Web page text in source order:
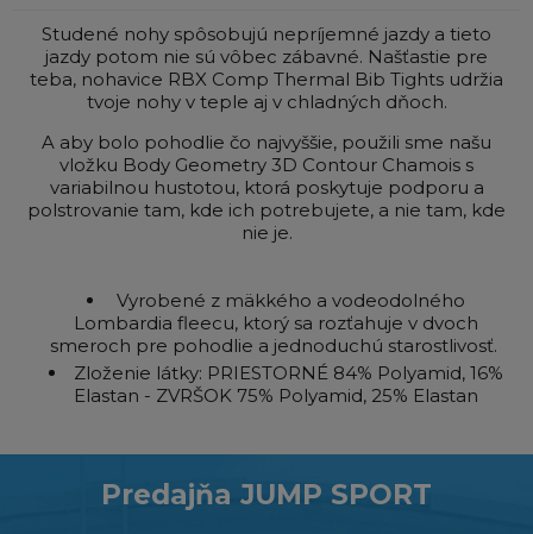
Studené nohy spôsobujú nepríjemné jazdy a tieto
jazdy potom nie sú vôbec zábavné. Našťastie pre
teba, nohavice RBX Comp Thermal Bib Tights udržia
tvoje nohy v teple aj v chladných dňoch.
A aby bolo pohodlie čo najvyššie, použili sme našu
vložku Body Geometry 3D Contour Chamois s
variabilnou hustotou, ktorá poskytuje podporu a
polstrovanie tam, kde ich potrebujete, a nie tam, kde
nie je.
Vyrobené z mäkkého a vodeodolného
Lombardia fleecu, ktorý sa rozťahuje v dvoch
smeroch pre pohodlie a jednoduchú starostlivosť.
Zloženie látky: PRIESTORNÉ 84% Polyamid, 16%
Elastan - ZVRŠOK 75% Polyamid, 25% Elastan
Predajňa JUMP SPORT